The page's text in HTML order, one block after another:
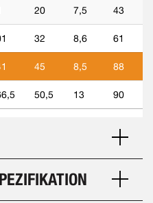
20 7,5 43
32 8,6 61
45 8,5 88
50,5 13 90